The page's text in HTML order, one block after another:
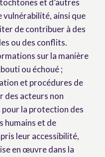
et d’autres
vulnérabilité, ainsi que
de contribuer à des
ou des conflits.
sur la manière
ou échoué ;
et procédures de
des acteurs non
la protection des
humains et de
leur accessibilité,
en œuvre dans la